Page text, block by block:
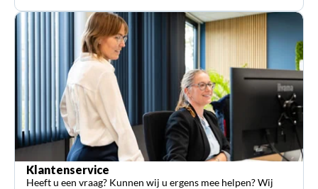
Klantenservice
Heeft u een vraag? Kunnen wij u ergens mee helpen? Wij